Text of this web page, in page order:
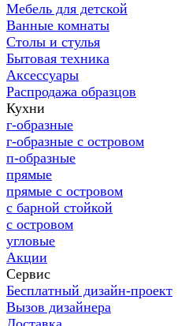
Мебель для детской
Ванные комнаты
Столы и стулья
Бытовая техника
Аксессуары
Распродажа образцов
Кухни
г-образные
г-образные с островом
п-образные
прямые
прямые с островом
с барной стойкой
с островом
угловые
Акции
Сервис
Бесплатный дизайн-проект
Вызов дизайнера